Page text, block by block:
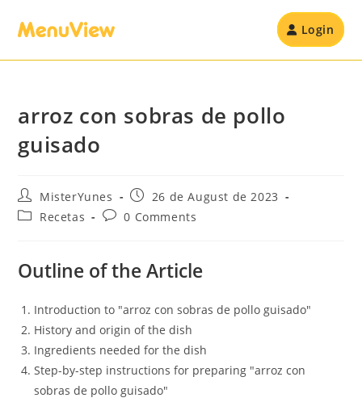
Login
arroz con sobras de pollo
guisado
MisterYunes
26 de August de 2023
Recetas
0 Comments
Outline of the Article
Introduction to "arroz con sobras de pollo guisado"
History and origin of the dish
Ingredients needed for the dish
Step-by-step instructions for preparing "arroz con
sobras de pollo guisado"